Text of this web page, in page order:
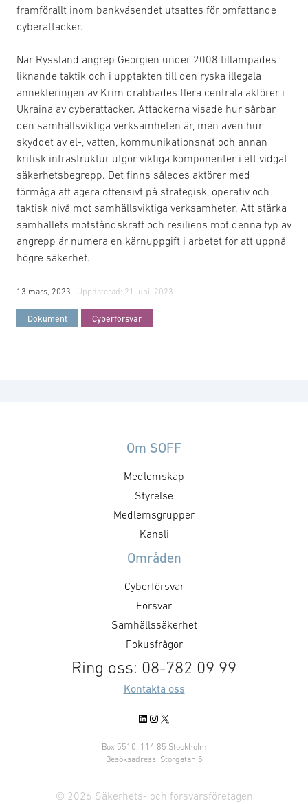
framförallt inom bankväsendet utsattes för omfattande
cyberattacker.
När Ryssland angrep Georgien under 2008 tillämpades
liknande taktik och i upptakten till den ryska illegala
annekteringen av Krim drabbades flera centrala aktörer i
Ukraina av cyberattacker. Attackerna visade hur sårbar
den samhällsviktiga verksamheten är, men även hur
skyddet av el-, vatten, kommunikationsnät och annan
kritisk infrastruktur utgör viktiga komponenter i ett vidgat
säkerhetsbegrepp. Det finns således aktörer med
förmåga att agera offensivt på strategisk, operativ och
taktisk nivå mot samhällsviktiga verksamheter. Att stärka
samhällets motståndskraft och resiliens mot denna typ av
angrepp är numera en kärnuppgift i arbetet för att uppnå
högre säkerhet.
13 mars, 2023 | Uppdaterad: 21 juni, 2023
Dokument Cyberförsvar
Om SOFF
Medlemskap
Styrelse
Medlemsgrupper
Kansli
Områden
Cyberförsvar
Försvar
Samhällssäkerhet
Fokusfrågor
Ring oss: 08-782 09 99
Kontakta oss
LinkedIn
Instagram
X
Box 5510, 114 85 Stockholm
Besöksadress: Storgatan 5
© 2026 Säkerhets- och försvarsföretagen